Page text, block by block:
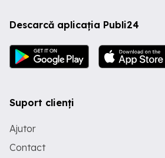
Descarcă aplicația Publi24
Suport clienți
Ajutor
Contact